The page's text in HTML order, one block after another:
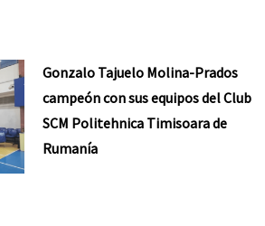
Gonzalo Tajuelo Molina-Prados
campeón con sus equipos del Club
SCM Politehnica Timisoara de
Rumanía